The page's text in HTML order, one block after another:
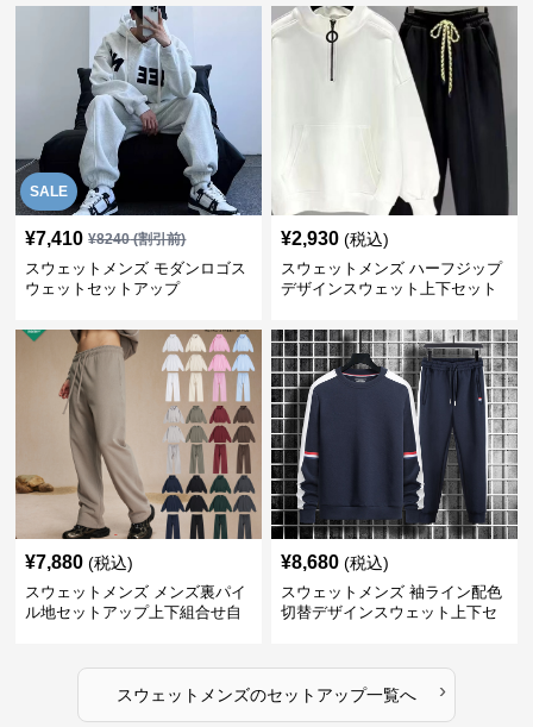
SALE
¥7,410 ¥8240(割引前)
スウェットメンズ モダンロゴス
ウェットセットアップ
¥2,930 (税込)
スウェットメンズ ハーフジップ
デザインスウェット上下セット
¥7,880 (税込)
スウェットメンズ メンズ裏パイ
ル地セットアップ上下組合せ自
¥8,680 (税込)
スウェットメンズ 袖ライン配色
切替デザインスウェット上下セ
スウェットメンズのセットアップ一覧へ ›